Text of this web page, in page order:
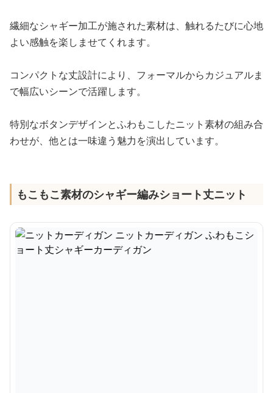
繊細なシャギー加工が施された素材は、触れるたびに心地
よい感触を楽しませてくれます。
コンパクトな丈設計により、フォーマルからカジュアルま
で幅広いシーンで活躍します。
特別なボタンデザインとふわもこしたニット素材の組み合
わせが、他とは一味違う魅力を演出しています。
もこもこ素材のシャギー編みショート丈ニット